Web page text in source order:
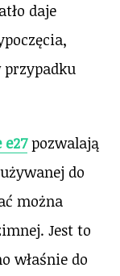
daje
przypadku
pozwalają
do
można
Jest to
właśnie do